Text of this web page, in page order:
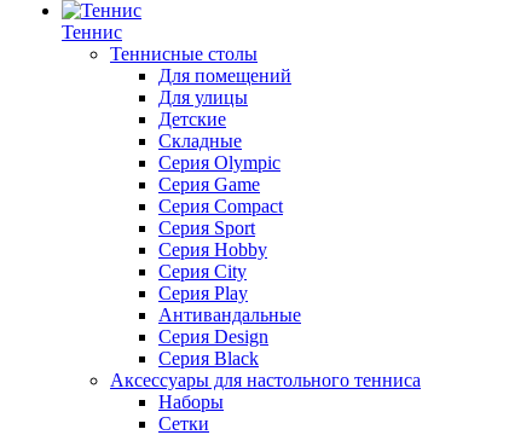
Теннис
Теннисные столы
Для помещений
Для улицы
Детские
Складные
Серия Olympic
Серия Game
Серия Compact
Серия Sport
Серия Hobby
Серия City
Серия Play
Антивандальные
Серия Design
Серия Black
Аксессуары для настольного тенниса
Наборы
Сетки